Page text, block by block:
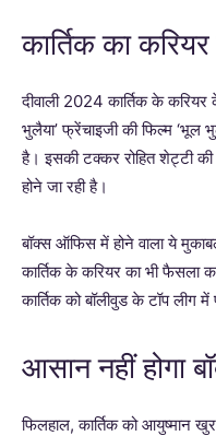
कार्तिक का
दीवाली 2024 कार्तिक के
भुलैया’ फ्रेंचाइजी की फिल्म ‘भूल
है। इसकी टक्कर रोहित शेट्टी की
होने जा रही है।
बॉक्स ऑफिस में होने वाला ये
कार्तिक के करियर का भी फैसला
कार्तिक को बॉलीवुड के टॉप लीग
आसान नहीं होगा
फिलहाल, कार्तिक को आयुष्मान